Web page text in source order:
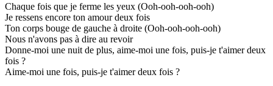
Chaque fois que je ferme les yeux (Ooh-ooh-ooh-ooh)
Je ressens encore ton amour deux fois
Ton corps bouge de gauche à droite (Ooh-ooh-ooh-ooh)
Nous n'avons pas à dire au revoir
Donne-moi une nuit de plus, aime-moi une fois, puis-je t'aimer deux
fois ?
Aime-moi une fois, puis-je t'aimer deux fois ?